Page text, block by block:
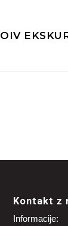
OIV
Kontakt z
Informacije: